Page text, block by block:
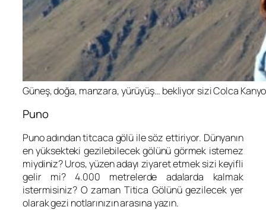
Güneş, doğa, manzara, yürüyüş… bekliyor sizi Colca
Puno
Puno adından titcaca gölü ile söz ettiriyor. Dünyanın
en yüksekteki gezilebilecek gölünü görmek istemez
miydiniz? Uros, yüzen adayı ziyaret etmek sizi keyifli
gelir mi? 4.000 metrelerde adalarda kalmak
istermisiniz? O zaman Titica Gölünü gezilecek yer
olarak gezi notlarınızın arasına yazın.